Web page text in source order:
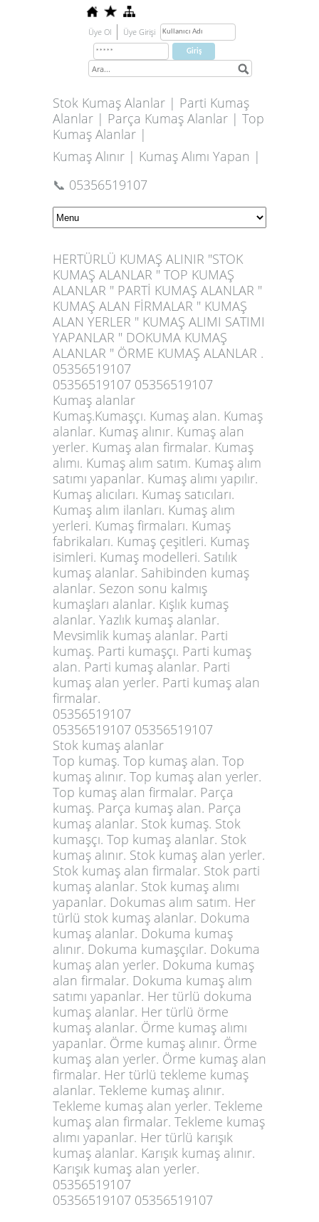
Üye Ol Üye Girişi
Stok Kumaş Alanlar | Parti Kumaş
Alanlar | Parça Kumaş Alanlar | Top
Kumaş Alanlar |
Kumaş Alınır | Kumaş Alımı Yapan |
📞 05356519107
HERTÜRLÜ KUMAŞ ALINIR "STOK
KUMAŞ ALANLAR " TOP KUMAŞ
ALANLAR " PARTİ KUMAŞ ALANLAR "
KUMAŞ ALAN FİRMALAR " KUMAŞ
ALAN YERLER " KUMAŞ ALIMI SATIMI
YAPANLAR " DOKUMA KUMAŞ
ALANLAR " ÖRME KUMAŞ ALANLAR .
05356519107
05356519107 05356519107
Kumaş alanlar
Kumaş.Kumaşçı. Kumaş alan. Kumaş
alanlar. Kumaş alınır. Kumaş alan
yerler. Kumaş alan firmalar. Kumaş
alımı. Kumaş alım satım. Kumaş alım
satımı yapanlar. Kumaş alımı yapılır.
Kumaş alıcıları. Kumaş satıcıları.
Kumaş alım ilanları. Kumaş alım
yerleri. Kumaş firmaları. Kumaş
fabrikaları. Kumaş çeşitleri. Kumaş
isimleri. Kumaş modelleri. Satılık
kumaş alanlar. Sahibinden kumaş
alanlar. Sezon sonu kalmış
kumaşları alanlar. Kışlık kumaş
alanlar. Yazlık kumaş alanlar.
Mevsimlik kumaş alanlar. Parti
kumaş. Parti kumaşçı. Parti kumaş
alan. Parti kumaş alanlar. Parti
kumaş alan yerler. Parti kumaş alan
firmalar.
05356519107
05356519107 05356519107
Stok kumaş alanlar
Top kumaş. Top kumaş alan. Top
kumaş alınır. Top kumaş alan yerler.
Top kumaş alan firmalar. Parça
kumaş. Parça kumaş alan. Parça
kumaş alanlar. Stok kumaş. Stok
kumaşçı. Top kumaş alanlar. Stok
kumaş alınır. Stok kumaş alan yerler.
Stok kumaş alan firmalar. Stok parti
kumaş alanlar. Stok kumaş alımı
yapanlar. Dokumas alım satım. Her
türlü stok kumaş alanlar. Dokuma
kumaş alanlar. Dokuma kumaş
alınır. Dokuma kumaşçılar. Dokuma
kumaş alan yerler. Dokuma kumaş
alan firmalar. Dokuma kumaş alım
satımı yapanlar. Her türlü dokuma
kumaş alanlar. Her türlü örme
kumaş alanlar. Örme kumaş alımı
yapanlar. Örme kumaş alınır. Örme
kumaş alan yerler. Örme kumaş alan
firmalar. Her türlü tekleme kumaş
alanlar. Tekleme kumaş alınır.
Tekleme kumaş alan yerler. Tekleme
kumaş alan firmalar. Tekleme kumaş
alımı yapanlar. Her türlü karışık
kumaş alanlar. Karışık kumaş alınır.
Karışık kumaş alan yerler.
05356519107
05356519107 05356519107